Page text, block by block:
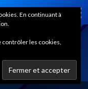
En continuant à
contrôler les cookies,